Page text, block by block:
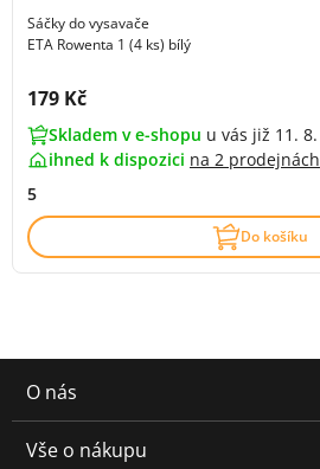
Sáčky do vysavače
ETA Rowenta 1 (4 ks) bílý
Cena s DPH:
179 Kč
Skladem v e-shopu u vás již 11. 8.
ihned k dispozici na 2 prodejnách
5
Do košíku
O nás
Vše o nákupu